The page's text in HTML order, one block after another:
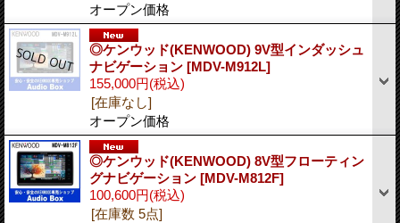
オープン価格
◎ケンウッド(KENWOOD) 9V型インダッシュ
ナビゲーション [MDV-M912L]
155,000円(税込)
[在庫なし]
オープン価格
◎ケンウッド(KENWOOD) 8V型フローティン
グナビゲーション [MDV-M812F]
100,600円(税込)
[在庫数 5点]